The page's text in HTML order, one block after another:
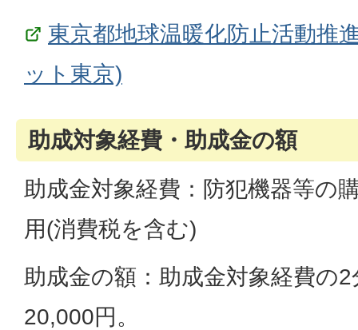
東京都地球温暖化防止活動推
ット東京)
助成対象経費・助成金の額
助成金対象経費：防犯機器等の
用(消費税を含む)
助成金の額：助成金対象経費の
20,000円。